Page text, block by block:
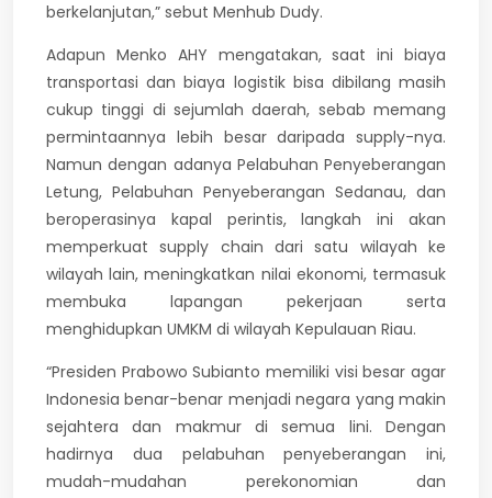
berkelanjutan,” sebut Menhub Dudy.
Adapun Menko AHY mengatakan, saat ini biaya
transportasi dan biaya logistik bisa dibilang masih
cukup tinggi di sejumlah daerah, sebab memang
permintaannya lebih besar daripada supply-nya.
Namun dengan adanya Pelabuhan Penyeberangan
Letung, Pelabuhan Penyeberangan Sedanau, dan
beroperasinya kapal perintis, langkah ini akan
memperkuat supply chain dari satu wilayah ke
wilayah lain, meningkatkan nilai ekonomi, termasuk
membuka lapangan pekerjaan serta
menghidupkan UMKM di wilayah Kepulauan Riau.
“Presiden Prabowo Subianto memiliki visi besar agar
Indonesia benar-benar menjadi negara yang makin
sejahtera dan makmur di semua lini. Dengan
hadirnya dua pelabuhan penyeberangan ini,
mudah-mudahan perekonomian dan